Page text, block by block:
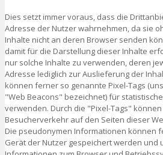
Dies setzt immer voraus, dass die
Adresse der Nutzer wahrnehmen, da sie
Inhalte nicht an deren Browser senden
damit für die Darstellung dieser Inhalte
nur solche Inhalte zu verwenden, deren
Adresse lediglich zur Auslieferung der
können ferner so genannte Pixel-Tags
"Web Beacons" bezeichnet) für
verwenden. Durch die "Pixel-Tags"
Besucherverkehr auf den Seiten dieser
Die pseudonymen Informationen können
Gerät der Nutzer gespeichert werden und